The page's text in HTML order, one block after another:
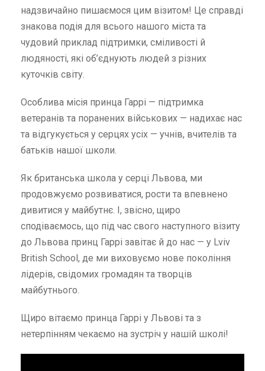
надзвичайно пишаємося цим візитом! Це справді
знакова подія для всього нашого міста та
чудовий приклад підтримки, сміливості й
людяності, які об’єднують людей з різних
куточків світу.
Особлива місія принца Гаррі — підтримка
ветеранів та поранених військових — надихає нас
та відгукується у серцях усіх — учнів, вчителів та
батьків нашої школи.
Як британська школа у серці Львова, ми
продовжуємо розвиватися, рости та впевнено
дивитися у майбутнє. І, звісно, щиро
сподіваємось, що під час свого наступного візиту
до Львова принц Гаррі завітає й до нас — у Lviv
British School, де ми виховуємо нове покоління
лідерів, свідомих громадян та творців
майбутнього.
Щиро вітаємо принца Гаррі у Львові та з
нетерпінням чекаємо на зустріч у нашій школі!